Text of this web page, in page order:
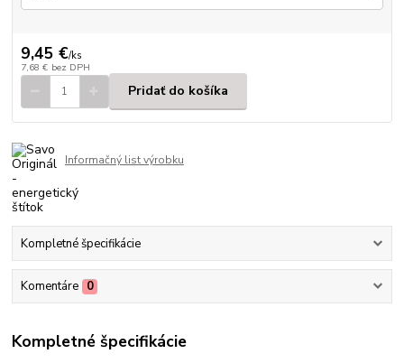
9,45 €/ks
7,68 € bez DPH
Pridať do košíka
Informačný list výrobku
Kompletné špecifikácie
Komentáre 0
Kompletné špecifikácie